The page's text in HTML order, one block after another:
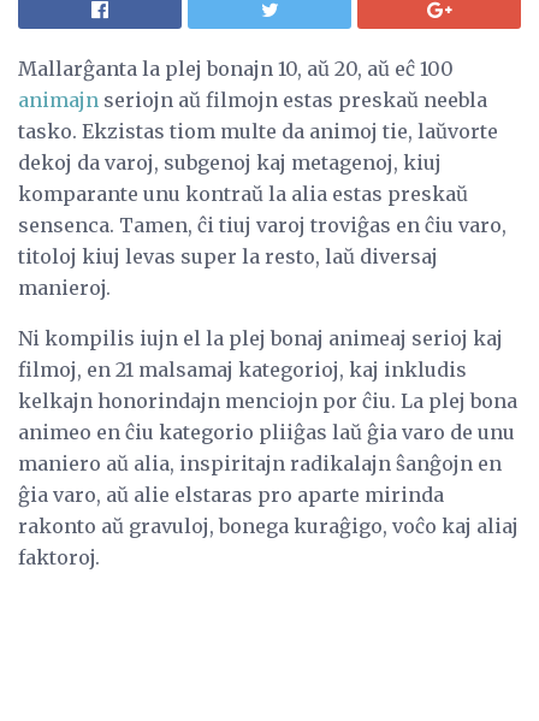
Mallarĝanta la plej bonajn 10, aŭ 20, aŭ eĉ 100
animajn seriojn aŭ filmojn estas preskaŭ neebla
tasko. Ekzistas tiom multe da animoj tie, laŭvorte
dekoj da varoj, subgenoj kaj metagenoj, kiuj
komparante unu kontraŭ la alia estas preskaŭ
sensenca. Tamen, ĉi tiuj varoj troviĝas en ĉiu varo,
titoloj kiuj levas super la resto, laŭ diversaj
manieroj.
Ni kompilis iujn el la plej bonaj animeaj serioj kaj
filmoj, en 21 malsamaj kategorioj, kaj inkludis
kelkajn honorindajn menciojn por ĉiu. La plej bona
animeo en ĉiu kategorio pliiĝas laŭ ĝia varo de unu
maniero aŭ alia, inspiritajn radikalajn ŝanĝojn en
ĝia varo, aŭ alie elstaras pro aparte mirinda
rakonto aŭ gravuloj, bonega kuraĝigo, voĉo kaj aliaj
faktoroj.